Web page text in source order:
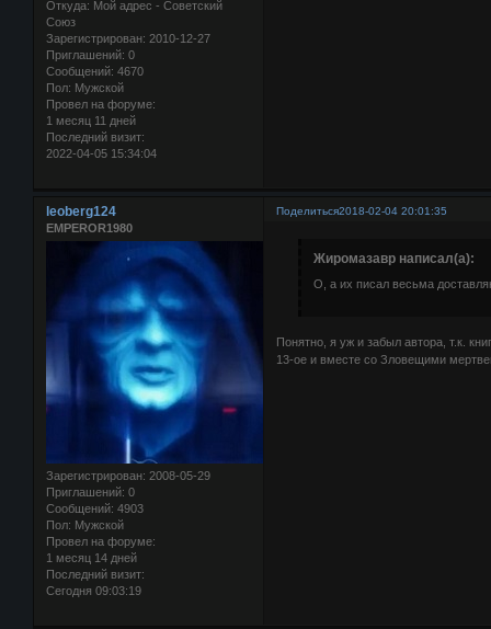
Откуда: Мой адрес - Советский
Союз
Зарегистрирован: 2010-12-27
Приглашений: 0
Сообщений: 4670
Пол: Мужской
Провел на форуме:
1 месяц 11 дней
Последний визит:
2022-04-05 15:34:04
Поделиться2018-02-04 20:01:35
leoberg124
EMPEROR1980
Зарегистрирован: 2008-05-29
Приглашений: 0
Сообщений: 4903
Пол: Мужской
Провел на форуме:
1 месяц 14 дней
Последний визит:
Сегодня 09:03:19
Жиромазавр написал(а):
О, а их писал весьма
Понятно, я уж и забыл автора, т.к.
13-ое и вместе со Зловещими